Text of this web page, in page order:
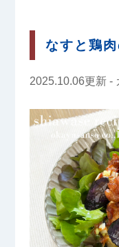
なすと鶏
2025.10.06更新 -